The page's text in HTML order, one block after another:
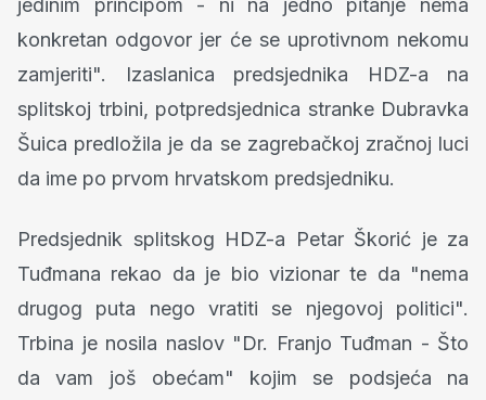
jedinim principom - ni na jedno pitanje nema
konkretan odgovor jer će se uprotivnom nekomu
zamjeriti". Izaslanica predsjednika HDZ-a na
splitskoj trbini, potpredsjednica stranke Dubravka
Šuica predložila je da se zagrebačkoj zračnoj luci
da ime po prvom hrvatskom predsjedniku.
Predsjednik splitskog HDZ-a Petar Škorić je za
Tuđmana rekao da je bio vizionar te da "nema
drugog puta nego vratiti se njegovoj politici".
Trbina je nosila naslov "Dr. Franjo Tuđman - Što
da vam još obećam" kojim se podsjeća na